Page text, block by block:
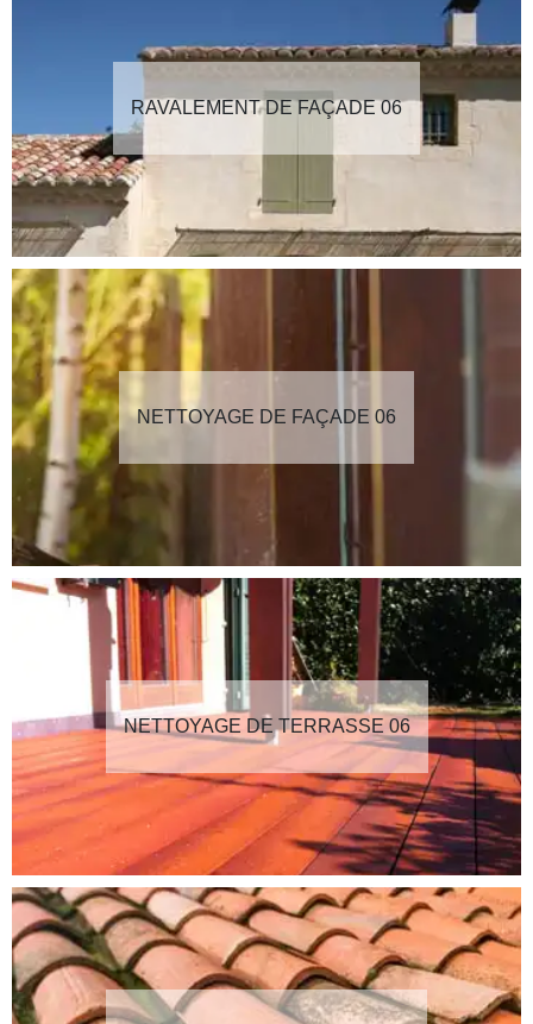
RAVALEMENT DE FAÇADE 06
NETTOYAGE DE FAÇADE 06
NETTOYAGE DE TERRASSE 06